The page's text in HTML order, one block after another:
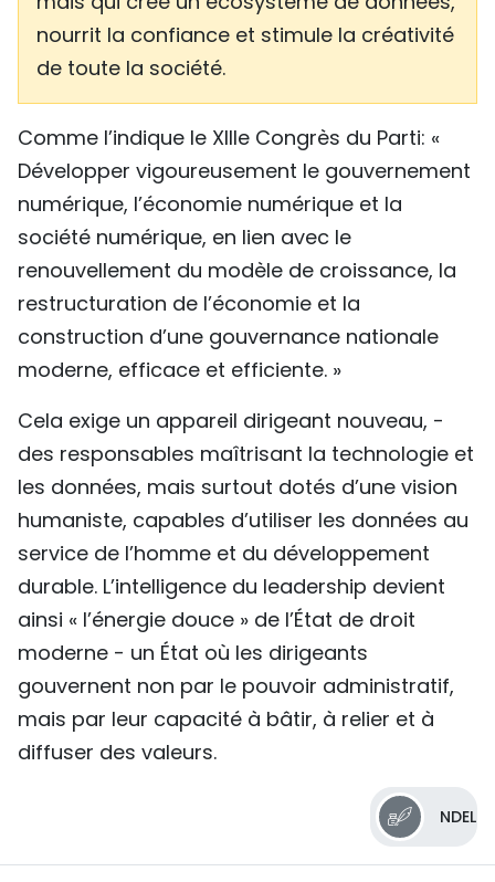
nourrit la confiance et stimule la créativité
de toute la société.
Comme l’indique le XIIIe Congrès du Parti: «
Développer vigoureusement le gouvernement
numérique, l’économie numérique et la
société numérique, en lien avec le
renouvellement du modèle de croissance, la
restructuration de l’économie et la
construction d’une gouvernance nationale
moderne, efficace et efficiente. »
Cela exige un appareil dirigeant nouveau, -
des responsables maîtrisant la technologie et
les données, mais surtout dotés d’une vision
humaniste, capables d’utiliser les données au
service de l’homme et du développement
durable. L’intelligence du leadership devient
ainsi « l’énergie douce » de l’État de droit
moderne - un État où les dirigeants
gouvernent non par le pouvoir administratif,
mais par leur capacité à bâtir, à relier et à
diffuser des valeurs.
NDEL